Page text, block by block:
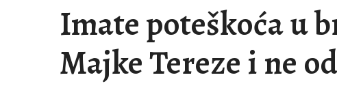
Imate poteškoća u
Majke Tereze i ne